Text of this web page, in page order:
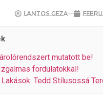
Lantos Geza
mutatott be!
fordulatokkal!
Lakások: Tedd Stílusossá